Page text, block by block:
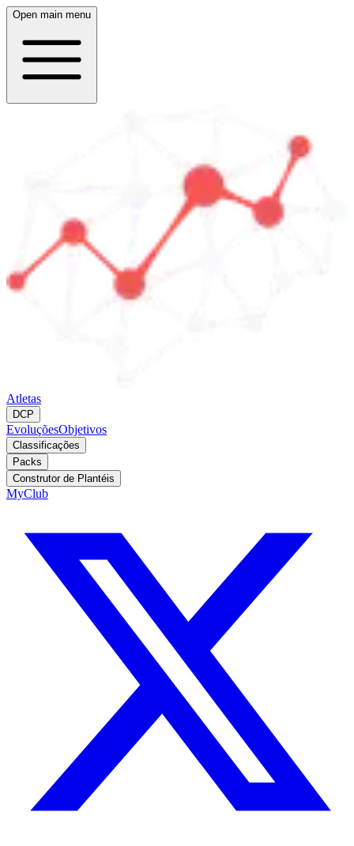
Open main menu
Atletas
DCP
EvoluçõesObjetivos
Classificações
Packs
Construtor de Plantéis
MyClub